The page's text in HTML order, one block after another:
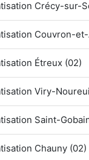
Crécy-sur-
Couvron-
Étreux (02)
Viry-
Saint-
Chauny (02)